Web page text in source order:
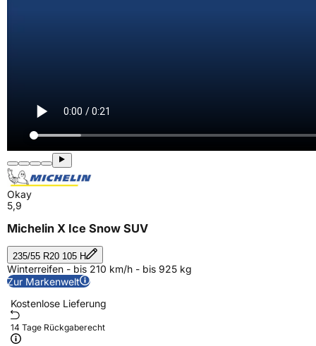
Okay
5,9
Michelin X Ice Snow SUV
235/55 R20 105 H
Winterreifen - bis 210 km/h - bis 925 kg
Zur Markenwelt
Kostenlose Lieferung
14 Tage Rückgaberecht